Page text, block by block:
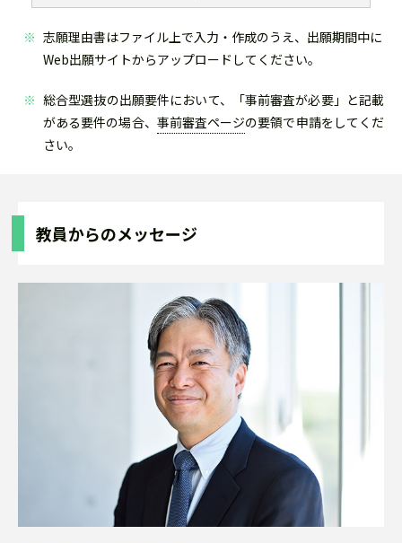
志願理由書はファイル上で入力・作成のうえ、出願期間中に
Web出願サイトからアップロードしてください。
総合型選抜の出願要件において、「事前審査が必要」と記載
がある要件の場合、 事前審査ページの要領で申請をしてくだ
さい。
教員からのメッセージ